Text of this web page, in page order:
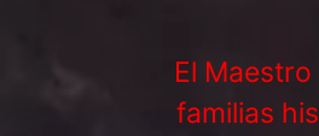
El
familias